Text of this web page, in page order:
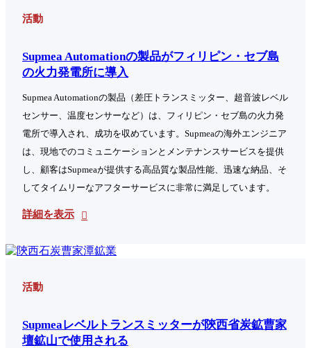
活動
Supmea Automationの製品がフィリピン・セブ島
の火力発電所に導入
Supmea Automationの製品（差圧トランスミッター、超音波レベル
センサー、温度センサーなど）は、フィリピン・セブ島の火力発
電所で導入され、成功を収めています。Supmeaの海外エンジニア
は、現地でのコミュニケーションとメンテナンスサービスを提供
し、顧客はSupmeaが提供する高品質な製品性能、迅速な納品、そ
してタイムリーなアフターサービスに非常に満足しています。
詳細を表示
活動
Supmeaレベルトランスミッターが陝西省炭鉱曹家
壇鉱山で使用される